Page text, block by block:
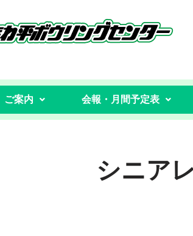
ご案内 会報・月間予定表
シニア